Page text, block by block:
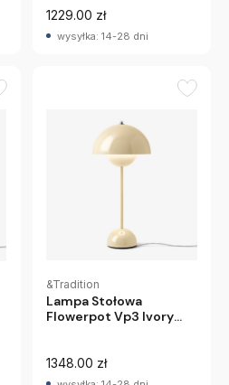
1229.00 zł
wysyłka: 14-28 dni
&Tradition
Lampa Stołowa
Flowerpot Vp3 Ivory
1348.00 zł